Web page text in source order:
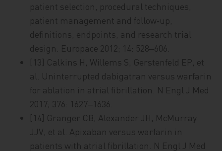
patient selection, procedural techniques,
patient management and follow‑up,
definitions, endpoints, and research trial
design. Europace 2012; 14: 528‒606.
[13] Calkins H, Willems S, Gerstenfeld EP, et
al. Uninterrupted dabigatran versus warfarin
for ablation in atrial fibrillation. N Engl J Med
2017; 376: 1627‒1636.
[14] Granger CB, Alexander JH, McMurray
JJV, et al. Apixaban versus warfarin in
patients with atrial fibrillation. N Engl J Med